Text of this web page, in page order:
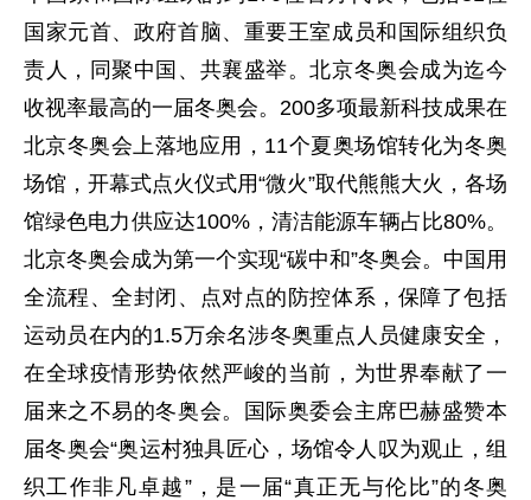
国家元首、政府首脑、重要王室成员和国际组织负
责人，同聚中国、共襄盛举。北京冬奥会成为迄今
收视率最高的一届冬奥会。200多项最新科技成果在
北京冬奥会上落地应用，11个夏奥场馆转化为冬奥
场馆，开幕式点火仪式用“微火”取代熊熊大火，各场
馆绿色电力供应达100%，清洁能源车辆占比80%。
北京冬奥会成为第一个实现“碳中和”冬奥会。中国用
全流程、全封闭、点对点的防控体系，保障了包括
运动员在内的1.5万余名涉冬奥重点人员健康安全，
在全球疫情形势依然严峻的当前，为世界奉献了一
届来之不易的冬奥会。国际奥委会主席巴赫盛赞本
届冬奥会“奥运村独具匠心，场馆令人叹为观止，组
织工作非凡卓越”，是一届“真正无与伦比”的冬奥